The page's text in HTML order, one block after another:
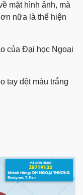
mặt hình ảnh, mà
nữa là thể hiện
của Đại học Ngoại
tay dệt màu trắng